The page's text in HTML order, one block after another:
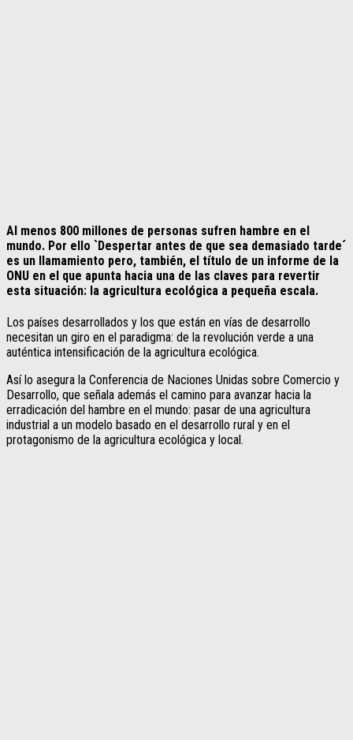
Al menos 800 millones de personas sufren hambre en el
mundo. Por ello `Despertar antes de que sea demasiado tarde´
es un llamamiento pero, también, el título de un informe de la
ONU en el que apunta hacia una de las claves para revertir
esta situación: la agricultura ecológica a pequeña escala.
Los países desarrollados y los que están en vías de desarrollo
necesitan un giro en el paradigma: de la revolución verde a una
auténtica intensificación de la agricultura ecológica.
Así lo asegura la Conferencia de Naciones Unidas sobre Comercio y
Desarrollo, que señala además el camino para avanzar hacia la
erradicación del hambre en el mundo: pasar de una agricultura
industrial a un modelo basado en el desarrollo rural y en el
protagonismo de la agricultura ecológica y local.